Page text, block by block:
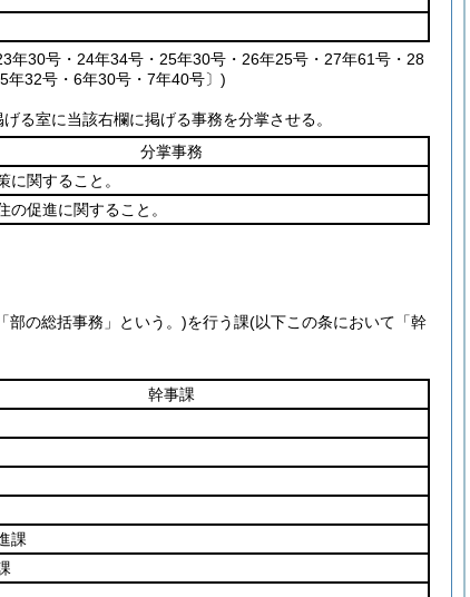
30号・24年34号・25年30号・26年25号・27年61号・28
年32号・6年30号・7年40号〕)
る室に当該右欄に掲げる事務を分掌させる。
分掌事務
に関すること。
の促進に関すること。
部の総括事務」という。)を行う課(以下この条において「幹
幹事課
課